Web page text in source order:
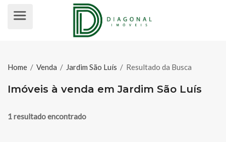
Home / Venda / Jardim São Luís / Resultado da Busca
Imóveis à venda em Jardim São Luís
1 resultado encontrado